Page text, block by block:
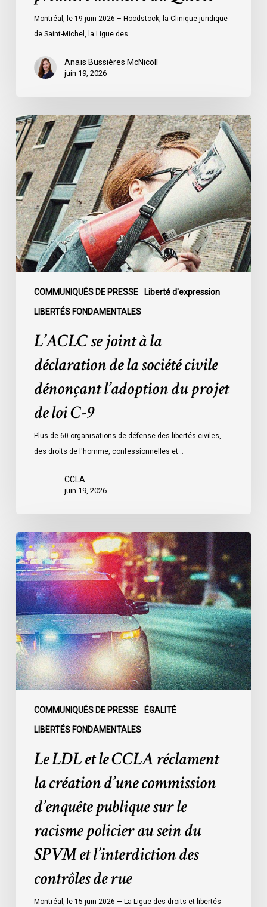
ministre
Québec
Montréal, le 19 juin 2026 – Hoodstock, la Clinique juridique
de Saint-Michel, la Ligue des…
Anaïs Bussières McNicoll
juin 19, 2026
COMMUNIQUÉS DE PRESSE Liberté d'expression
LIBERTÉS FONDAMENTALES
L’ACLC
se
joint
à
la
déclaration
de
la
société
civile
l’adoption
L’ACLC se joint à la
déclaration de la société civile
dénonçant l’adoption du projet
de loi C-9
Plus de 60 organisations de défense des libertés civiles,
des droits de l'homme, confessionnelles et…
CCLA
juin 19, 2026
COMMUNIQUÉS DE PRESSE ÉGALITÉ
LIBERTÉS FONDAMENTALES
Le
LDL
et
le
CCLA
réclament
la
création
d’une
commission
publique
racisme
SPVM
contrôles
Le LDL et le CCLA réclament
la création d’une commission
d’enquête publique sur le
racisme policier au sein du
SPVM et l’interdiction des
contrôles de rue
Montréal, le 15 juin 2026 — La Ligue des droits et libertés